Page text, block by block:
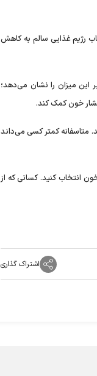
رژیم غذایی سالم به کاهش
دو برابر این میزان را نشان می‌دهد؛
خون کمک کند.
کمتر کسی می‌داند
انتخاب کنید. کسانی که از
اشتراک گذاری